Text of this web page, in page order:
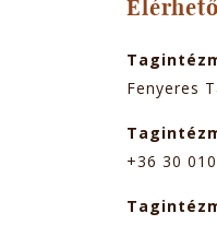
Fenyeres
+36 30